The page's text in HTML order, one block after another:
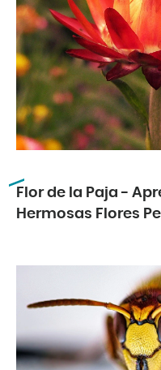
Flor de la Paja -
Hermosas Flores